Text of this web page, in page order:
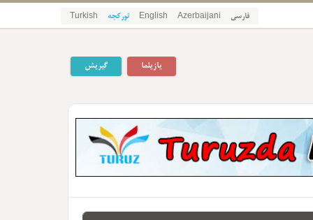
فارسی Azerbaijani
English تورکجه Turkish
گیریش یازیلما